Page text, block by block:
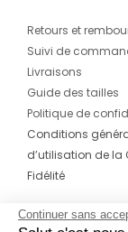
Retours et
Suivi de
Livraisons
Guide des tailles
Politique de
Conditions
d’utilisation de la
Fidélité
CONTACT
Continuer sans